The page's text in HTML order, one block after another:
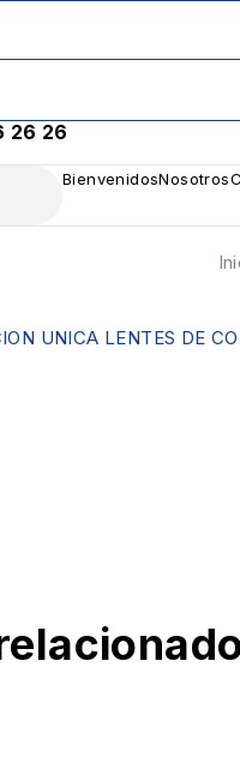
26 26
BienvenidosNosotros